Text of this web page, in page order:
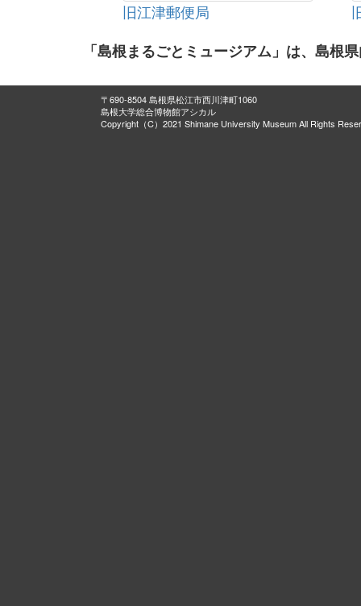
旧江津郵便局
「島根まるごとミュージアム」は、島根
〒690-8504 島根県松江市西川津町1060
島根大学総合博物館アシカル
Copyright（C）2021 Shimane University Museum All Rights